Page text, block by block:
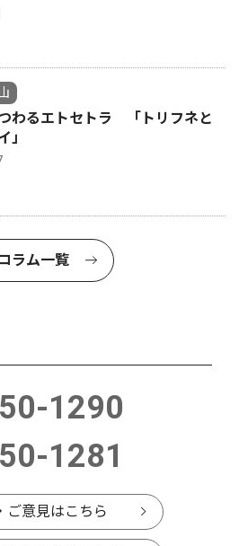
わるエトセトラ 「トリフネと
」
コラム一覧
1290
1281
ご意見はこちら